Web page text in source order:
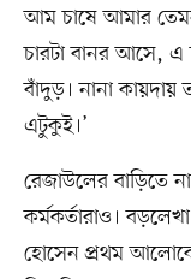
আম চাষে আমার
চারটা বানর আসে, এ
বাঁদুড়। নানা কায়দায়
এটুকুই।’
রেজাউলের বাড়িতে
কর্মকর্তারাও।
হোসেন প্রথম